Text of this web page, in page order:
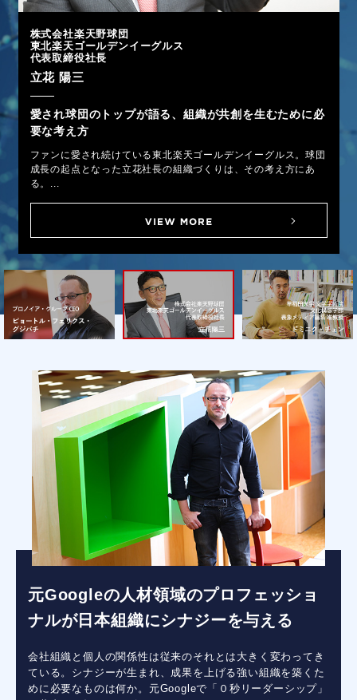
株式会社楽天野球団
東北楽天ゴールデンイーグルス
代表取締役社長
立花 陽三
愛され球団のトップが語る、組織が共創を生むために必
要な考え方
ファンに愛され続けている東北楽天ゴールデンイーグルス。球団
成長の起点となった立花社長の組織づくりは、その考え方にあ
る。...
元Googleの人材領域のプロフェッショ
ナルが日本組織にシナジーを与える
会社組織と個人の関係性は従来のそれとは大きく変わってき
ている。シナジーが生まれ、成果を上げる強い組織を築くた
めに必要なものは何か。元Googleで「０秒リーダーシップ」